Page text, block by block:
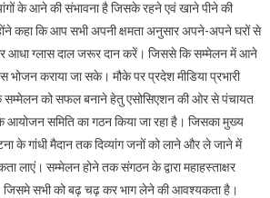
के आने की संभावना है जिसके रहने एवं खाने पीने की
कहा कि आप सभी अपनी क्षमता अनुसार अपने-अपने घरों से
आधा ग्लास दाल जरूर दान करें। जिससे कि सम्मेलन में आने
भोजन कराया जा सके। मौके पर प्रदेश मीडिया प्रभारी
सम्मेलन को सफल बनाने हेतु एसोसिएशन की ओर से पंचायत
समिति का गठन किया जा रहा है। जिसका मुख्य
के गांधी मैदान तक दिव्यांग जनों को लाने और ले जाने में
लाएं। सम्मेलन होने तक संगठन के द्वारा महाहस्ताक्षर
जिसमे सभी को बढ़ चढ़ कर भाग लेने की आवश्यकता है।